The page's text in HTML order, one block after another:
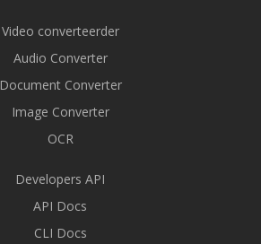
Video converteerder
Audio Converter
Document Converter
Image Converter
OCR
Developers API
API Docs
CLI Docs